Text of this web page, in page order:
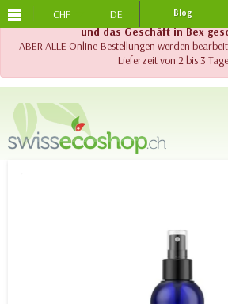
!! Wichtig !! Bis am 20. August 2026
und das Geschäft in Bex
ABER ALLE Online-Bestellungen werden
Lieferzeit von 2 bis 3
CHF DE Blog